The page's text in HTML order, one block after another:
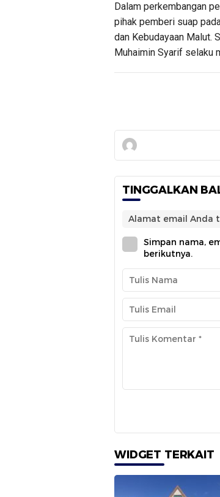
Dalam perkembangan
pihak pemberi suap
dan Kebudayaan Malut.
Muhaimin Syarif selaku
TINGGALKAN
Alamat email Anda
Simpan nama,
berikutnya.
WIDGET TERKAIT